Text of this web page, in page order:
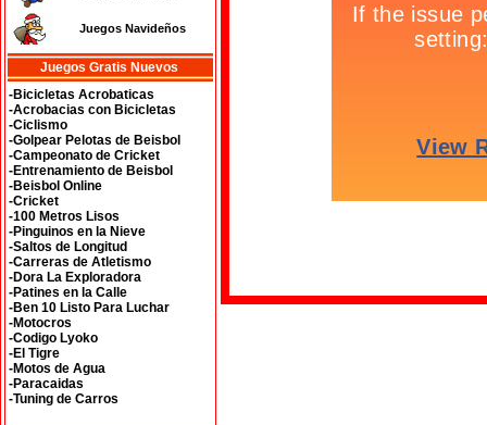
Juegos Navideños
Juegos Gratis Nuevos
-Bicicletas Acrobaticas
-Acrobacias con Bicicletas
-Ciclismo
-Golpear Pelotas de Beisbol
-Campeonato de Cricket
-Entrenamiento de Beisbol
-Beisbol Online
-Cricket
-100 Metros Lisos
-Pinguinos en la Nieve
-Saltos de Longitud
-Carreras de Atletismo
-Dora La Exploradora
-Patines en la Calle
-Ben 10 Listo Para Luchar
-Motocros
-Codigo Lyoko
-El Tigre
-Motos de Agua
-Paracaidas
-Tuning de Carros